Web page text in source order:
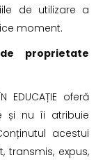
de utilizare a
moment.
proprietate
EDUCAȚIE oferă
și nu îi atribuie
acestui
transmis, expus,